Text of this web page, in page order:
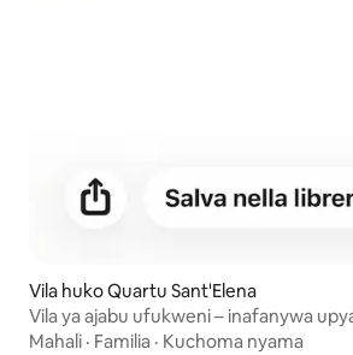
Vila huko Quartu Sant'Elena
Vila ya ajabu ufukweni – inafanywa
Mahali · Familia · Kuchoma nyama